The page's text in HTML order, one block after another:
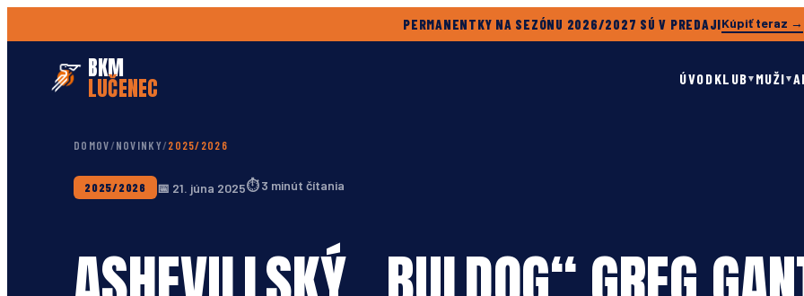
PERMANENTKY NA SEZÓNU 2026/2027 SÚ V PREDAJIKúpiť teraz →
BKM
LUČENEC ÚVODKLUB▾ MUŽI▾
DOMOV/NOVINKY/2025/2026
2025/2026 📅 21. júna 2025⏱3 minút čítania